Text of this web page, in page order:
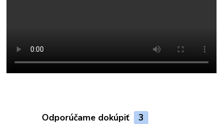
Odporúčame dokúpiť 3